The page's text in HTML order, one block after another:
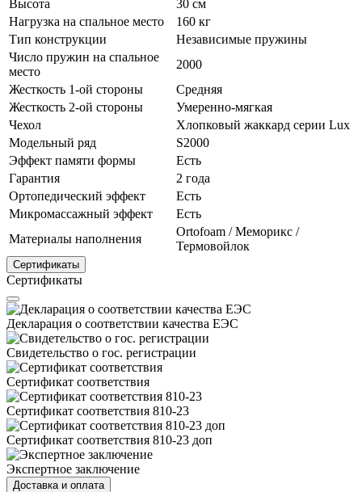
Высота
30 см
Нагрузка на спальное место
160 кг
Тип конструкции
Независимые пружины
Число пружин на спальное
место
2000
Жесткость 1-ой стороны
Средняя
Жесткость 2-ой стороны
Умеренно-мягкая
Чехол
Хлопковый жаккард серии Lux
Модельный ряд
S2000
Эффект памяти формы
Есть
Гарантия
2 года
Ортопедический эффект
Есть
Микромассажный эффект
Есть
Материалы наполнения
Ortofoam / Меморикс /
Термовойлок
Сертификаты
Сертификаты
Декларация о соответствии качества ЕЭС
Свидетельство о гос. регистрации
Сертификат соответствия
Сертификат соответствия 810-23
Сертификат соответствия 810-23 доп
Экспертное заключение
Доставка и оплата